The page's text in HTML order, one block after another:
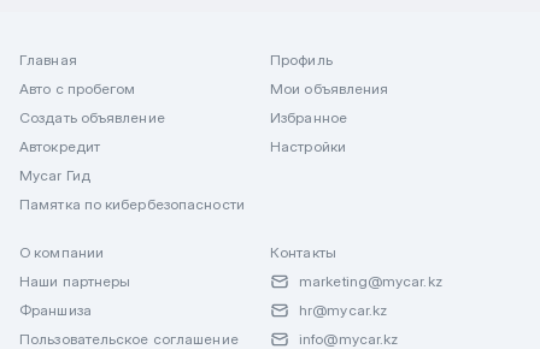
Главная
Авто с пробегом
Создать объявление
Автокредит
Mycar Гид
Памятка по кибербезопасности
Профиль
Мои объявления
Избранное
Настройки
О компании
Наши партнеры
Франшиза
Пользовательское соглашение
Контакты
marketing@mycar.kz
hr@mycar.kz
info@mycar.kz